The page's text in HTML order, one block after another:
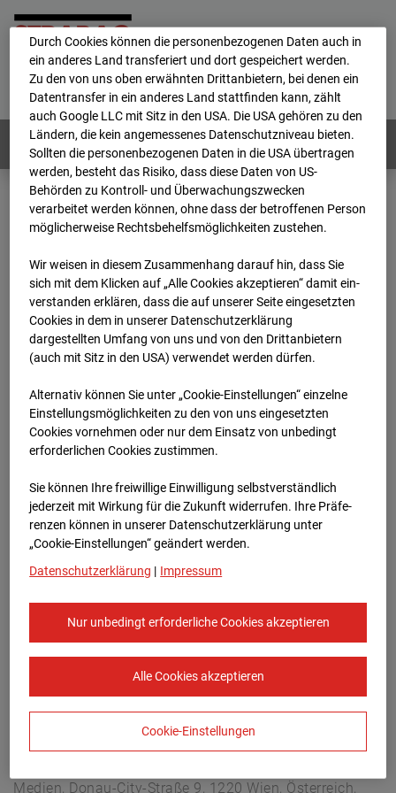
Home E-Mail Impressum
Login
Deutsch / English
Webcams: Alle Länder
Home
Niederlande
BC-153 - Strabag - BV-Amsterdam
Archiv
2025
08 31 09:00
BC-153 - Strabag - BV-
Amsterdam
Hettenheuvelweg 16, 1101 BN Amsterdam
Zur Übersicht
Europe/Amsterdam
Medien, Donau-City-Straße 9, 1220 Wien, Österreich,
Durch Cookies können die personenbezogenen Daten auch in
ein anderes Land transferiert und dort gespeichert werden.
Zu den von uns oben erwähnten Drittanbietern, bei denen ein
Datentransfer in ein anderes Land stattfinden kann, zählt
auch Google LLC mit Sitz in den USA. Die USA gehören zu den
Ländern, die kein angemessenes Datenschutzniveau bieten.
Sollten die personenbezogenen Daten in die USA übertragen
werden, besteht das Risiko, dass diese Daten von US-
Behörden zu Kontroll- und Überwachungszwecken
verarbeitet werden können, ohne dass der betroffenen Person
möglicherweise Rechtsbehelfsmöglichkeiten zustehen.
Wir weisen in diesem Zusammenhang darauf hin, dass Sie
sich mit dem Klicken auf „Alle Cookies akzeptieren“ damit ein­
ver­standen erklären, dass die auf unserer Seite eingesetzten
Cookies in dem in unserer Datenschutzerklärung
dargestellten Umfang von uns und von den Drittanbietern
(auch mit Sitz in den USA) verwendet werden dürfen.
Alternativ können Sie unter „Cookie-Einstellungen“ einzelne
Einstellungsmöglichkeiten zu den von uns eingesetzten
Cookies vornehmen oder nur dem Einsatz von unbedingt
erforderlichen Cookies zustimmen.
Sie können Ihre freiwillige Einwilligung selbstverständlich
jederzeit mit Wirkung für die Zukunft widerrufen. Ihre Prä­fe­
renzen können in unserer Datenschutzerklärung unter
„Cookie-Einstellungen“ geändert werden.
Datenschutzerklärung | Impressum
Nur unbedingt erforderliche Cookies akzeptieren
Alle Cookies akzeptieren
Cookie-Einstellungen